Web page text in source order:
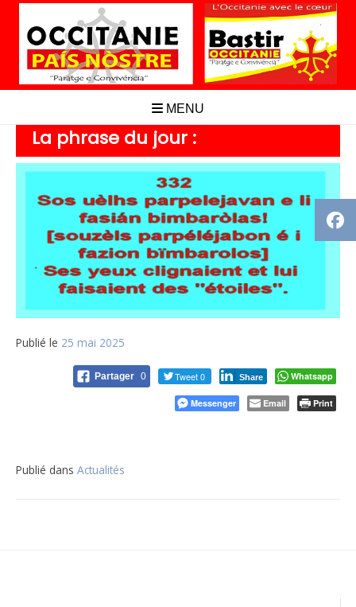
Aller
contenu
MENU
La phrase du jour :
Publié le 25 mai 2025
Partager 0 Tweet 0 Share Whatsapp
Messenger Email Print
Publié dans Actualités